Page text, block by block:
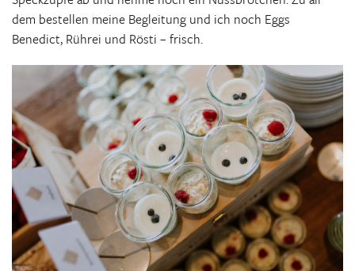
dem bestellen meine Begleitung und ich noch Eggs
Benedict, Rührei und Rösti – frisch.